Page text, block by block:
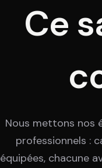
Ce
Nous mettons nos
professionnels :
équipées, chacune